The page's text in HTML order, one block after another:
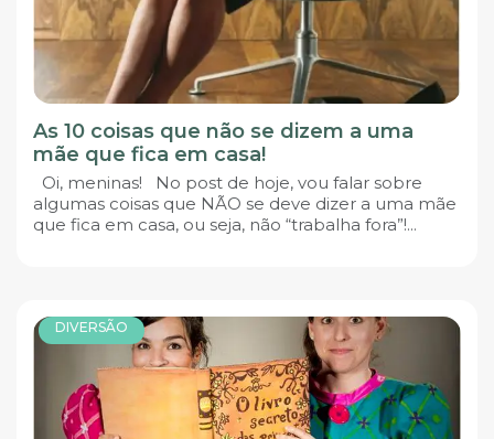
As 10 coisas que não se dizem a uma
mãe que fica em casa!
Oi, meninas! No post de hoje, vou falar sobre
algumas coisas que NÃO se deve dizer a uma mãe
que fica em casa, ou seja, não “trabalha fora”!...
DIVERSÃO